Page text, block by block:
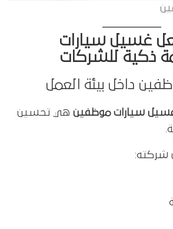
تجعل غسيل سيارات
ذكية للشركات
سيارات موظفين هي تحسين
شركته: